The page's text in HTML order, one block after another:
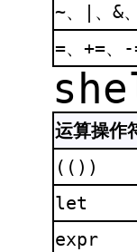
~、|、&
=、+=、
运算操作
(())
let
expr